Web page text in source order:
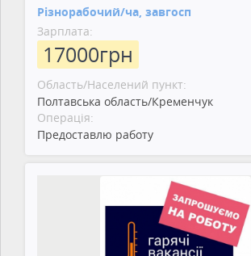
Різнорабочий/ча, завгосп
Зарплата:
17000грн
Область/Населений пункт:
Полтавська область/Кременчук
Операція:
Предоставлю работу